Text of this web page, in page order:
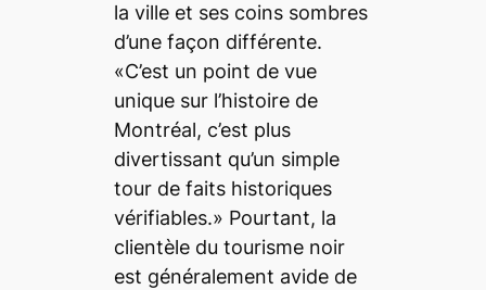
la ville et ses coins sombres
d’une façon différente.
«C’est un point de vue
unique sur l’histoire de
Montréal, c’est plus
divertissant qu’un simple
tour de faits historiques
vérifiables.» Pourtant, la
clientèle du tourisme noir
est généralement avide de